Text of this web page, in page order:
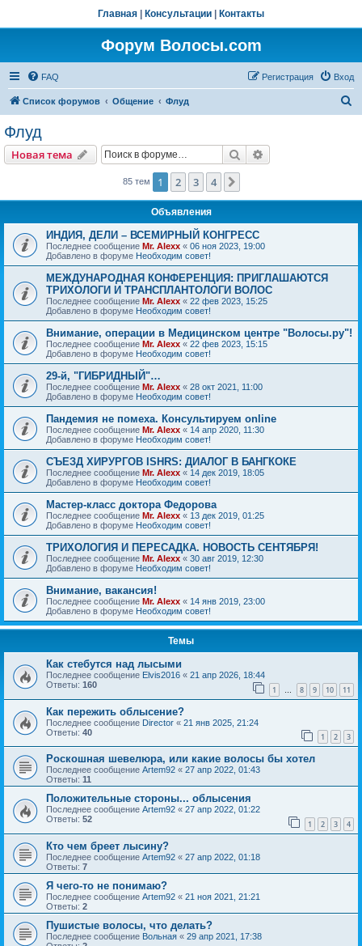
Главная Консультации Контакты
Форум Волосы.com
FAQ Вход
Регистрация
Список форумов Общение Флуд
Флуд
Новая тема Поиск
85 тем 1 2 3 4
Объявления
ИНДИЯ, ДЕЛИ – ВСЕМИРНЫЙ КОНГРЕСС
Последнее сообщение Mr. Alexx « 06 ноя 2023, 19:00
Добавлено в форуме Необходим совет!
МЕЖДУНАРОДНАЯ КОНФЕРЕНЦИЯ: ПРИГЛАШАЮТСЯ
ТРИХОЛОГИ И ТРАНСПЛАНТОЛОГИ ВОЛОС
Последнее сообщение Mr. Alexx « 22 фев 2023, 15:25
Добавлено в форуме Необходим совет!
Внимание, операции в Медицинском центре "Волосы.ру"!
Последнее сообщение Mr. Alexx « 22 фев 2023, 15:15
Добавлено в форуме Необходим совет!
29-й, "ГИБРИДНЫЙ"…
Последнее сообщение Mr. Alexx « 28 окт 2021, 11:00
Добавлено в форуме Необходим совет!
Пандемия не помеха. Консультируем online
Последнее сообщение Mr. Alexx « 14 апр 2020, 11:30
Добавлено в форуме Необходим совет!
СЪЕЗД ХИРУРГОВ ISHRS: ДИАЛОГ В БАНГКОКЕ
Последнее сообщение Mr. Alexx « 14 дек 2019, 18:05
Добавлено в форуме Необходим совет!
Мастер-класс доктора Федорова
Последнее сообщение Mr. Alexx « 13 дек 2019, 01:25
Добавлено в форуме Необходим совет!
ТРИХОЛОГИЯ И ПЕРЕСАДКА. НОВОСТЬ СЕНТЯБРЯ!
Последнее сообщение Mr. Alexx « 30 авг 2019, 12:30
Добавлено в форуме Необходим совет!
Внимание, вакансия!
Последнее сообщение Mr. Alexx « 14 янв 2019, 23:00
Добавлено в форуме Необходим совет!
Темы
Как стебутся над лысыми
Последнее сообщение Elvis2016 « 21 апр 2026, 18:44
Ответы: 160 1 … 8 9 10 11
Как пережить облысение?
Последнее сообщение Director « 21 янв 2025, 21:24
Ответы: 40 1 2 3
Роскошная шевелюра, или какие волосы бы хотел
Последнее сообщение Artem92 « 27 апр 2022, 01:43
Ответы: 11
Положительные стороны... облысения
Последнее сообщение Artem92 « 27 апр 2022, 01:22
Ответы: 52 1 2 3 4
Кто чем бреет лысину?
Последнее сообщение Artem92 « 27 апр 2022, 01:18
Ответы: 7
Я чего-то не понимаю?
Последнее сообщение Artem92 « 21 ноя 2021, 21:21
Ответы: 2
Пушистые волосы, что делать?
Последнее сообщение Вольная « 29 апр 2021, 17:38